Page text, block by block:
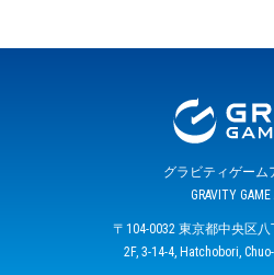
グラビティゲーム
GRAVITY
〒104-0032 東京都中央区
2F, 3-14-4, Hatchobori,